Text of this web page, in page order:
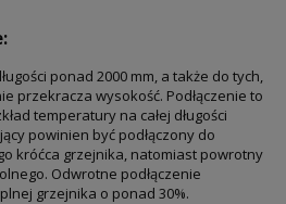
ponad 2000 mm, a także do tych,
przekracza wysokość. Podłączenie to
temperatury na całej długości
powinien być podłączony do
króćca grzejnika, natomiast powrotny
Odwrotne podłączenie
grzejnika o ponad 30%.